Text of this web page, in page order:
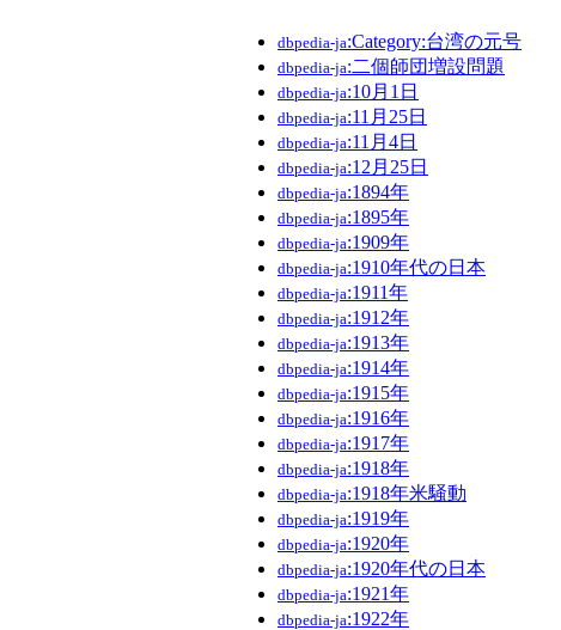
dbpedia-ja:Category:台湾の元号
dbpedia-ja:二個師団増設問題
dbpedia-ja:10月1日
dbpedia-ja:11月25日
dbpedia-ja:11月4日
dbpedia-ja:12月25日
dbpedia-ja:1894年
dbpedia-ja:1895年
dbpedia-ja:1909年
dbpedia-ja:1910年代の日本
dbpedia-ja:1911年
dbpedia-ja:1912年
dbpedia-ja:1913年
dbpedia-ja:1914年
dbpedia-ja:1915年
dbpedia-ja:1916年
dbpedia-ja:1917年
dbpedia-ja:1918年
dbpedia-ja:1918年米騒動
dbpedia-ja:1919年
dbpedia-ja:1920年
dbpedia-ja:1920年代の日本
dbpedia-ja:1921年
dbpedia-ja:1922年